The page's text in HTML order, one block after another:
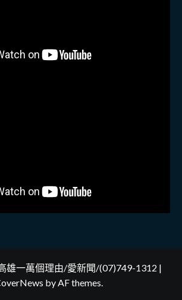
雄一萬個理由/愛新聞/(07)749-1312 |
by AF themes.